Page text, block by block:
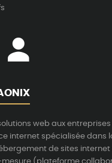
web aux entreprises
internet spécialisée dans
de sites